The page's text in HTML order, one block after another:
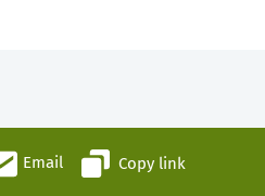
Email Copy link